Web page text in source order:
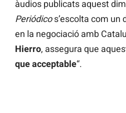
àudios publicats aquest
Periódicos’escolta com un
en la negociació amb
Hierro, assegura que
que acceptable“.